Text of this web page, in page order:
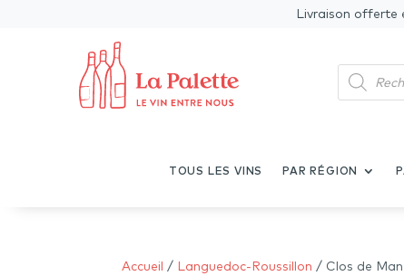
Livraison offerte
Recherche
de
produits
TOUS LES VINS PAR RÉGION
Accueil / Languedoc-Roussillon / Clos de